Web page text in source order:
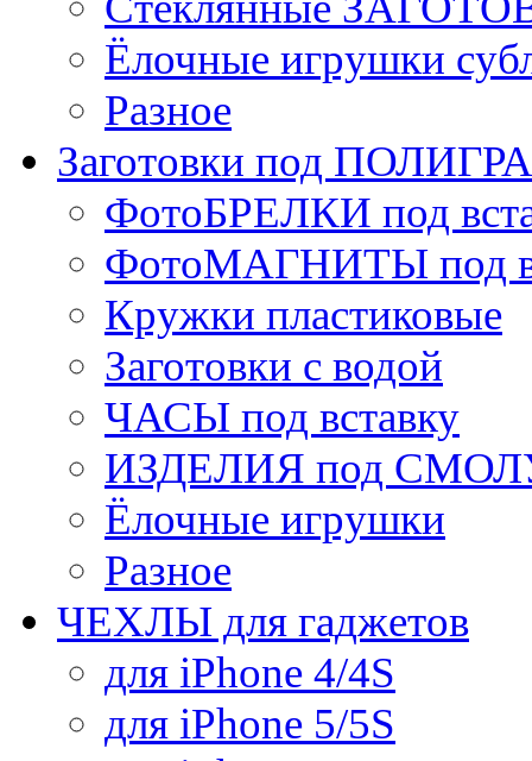
Ёлочные игрушки
Разное
Заготовки под
ФотоБРЕЛКИ под
ФотоМАГНИТЫ под
Кружки пластиковые
Заготовки с водой
ЧАСЫ под вставку
ИЗДЕЛИЯ под
Ёлочные игрушки
Разное
ЧЕХЛЫ для гаджетов
для iPhone 4/4S
для iPhone 5/5S